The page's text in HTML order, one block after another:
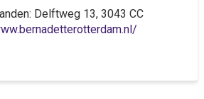
Delftweg 13, 3043 CC